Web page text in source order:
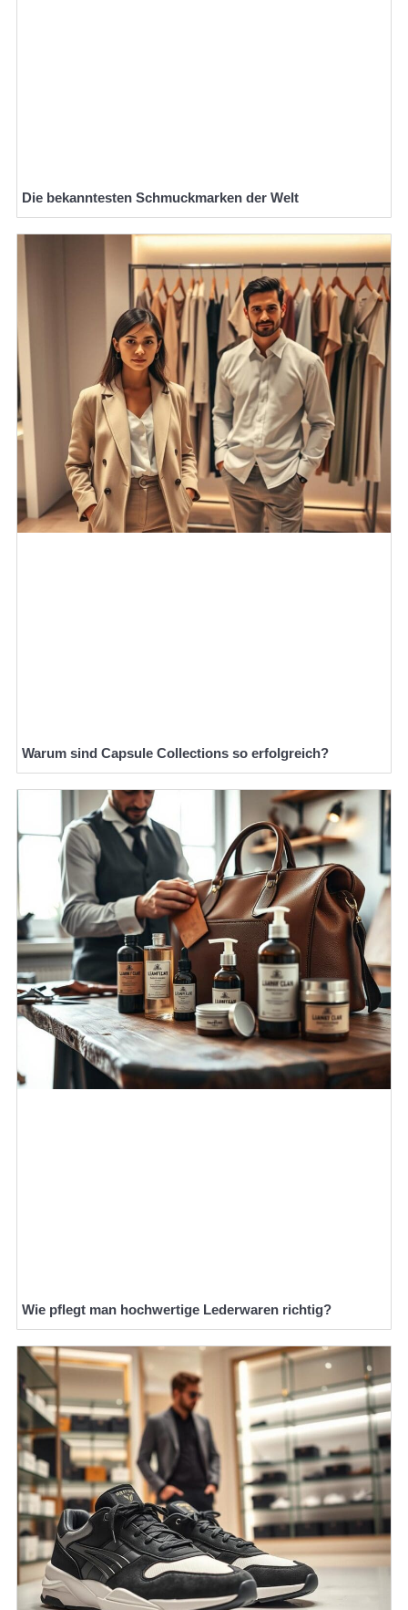
Die bekanntesten Schmuckmarken der Welt
Warum sind Capsule Collections so erfolgreich?
Wie pflegt man hochwertige Lederwaren richtig?